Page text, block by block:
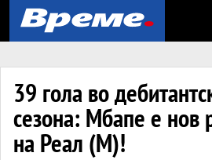
39 гола во
сезона: Мбапе е нов
на Реал (М)!